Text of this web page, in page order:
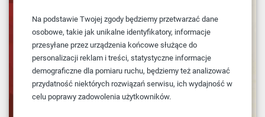
Na podstawie Twojej zgody będziemy przetwarzać dane
osobowe, takie jak unikalne identyfikatory, informacje
przesyłane przez urządzenia końcowe służące do
personalizacji reklam i treści, statystyczne informacje
demograficzne dla pomiaru ruchu, będziemy też analizować
przydatność niektórych rozwiązań serwisu, ich wydajność w
celu poprawy zadowolenia użytkowników.